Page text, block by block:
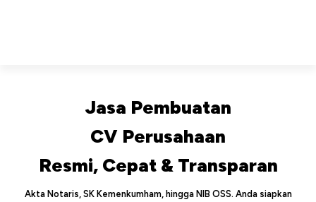
Jasa Pembuatan
CV Perusahaan
Resmi, Cepat & Transparan
Akta Notaris, SK Kemenkumham, hingga NIB OSS. Anda siapkan